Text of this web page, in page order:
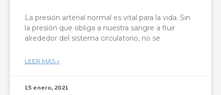
La presión arterial normal es vital para la vida. Sin
la presión que obliga a nuestra sangre a fluir
alrededor del sistema circulatorio, no se
LEER MÁS »
15 enero, 2021